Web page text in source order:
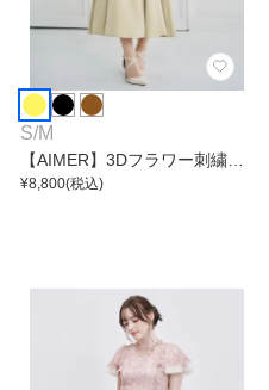
S/M
【AIMER】3Dフラワー刺繍ボ
リュームスリーブブラウス×フ
¥8,800(税込)